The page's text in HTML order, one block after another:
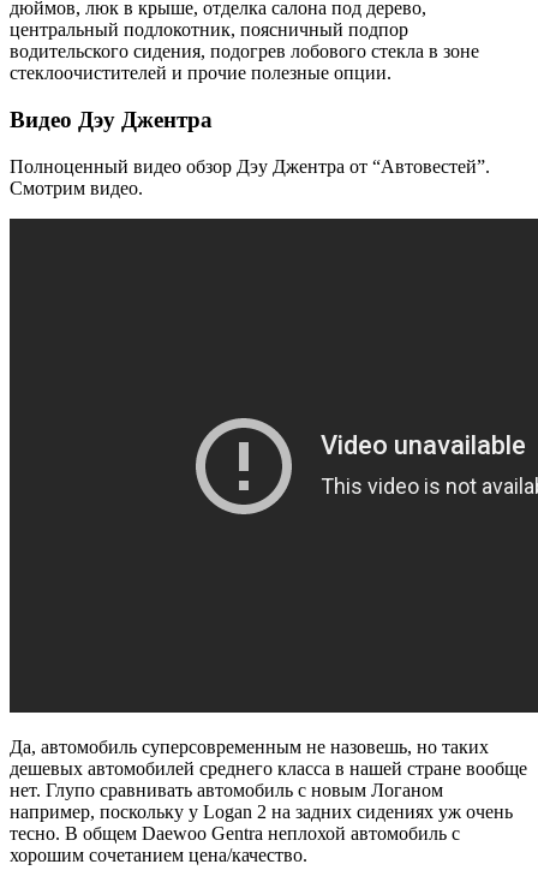
дюймов, люк в крыше, отделка салона под дерево,
центральный подлокотник, поясничный подпор
водительского сидения, подогрев лобового стекла в зоне
стеклоочистителей и прочие полезные опции.
Видео Дэу Джентра
Полноценный видео обзор Дэу Джентра от “Автовестей”.
Смотрим видео.
Да, автомобиль суперсовременным не назовешь, но таких
дешевых автомобилей среднего класса в нашей стране вообще
нет. Глупо сравнивать автомобиль с новым Логаном
например, поскольку у Logan 2 на задних сидениях уж очень
тесно. В общем Daewoo Gentra неплохой автомобиль с
хорошим сочетанием цена/качество.